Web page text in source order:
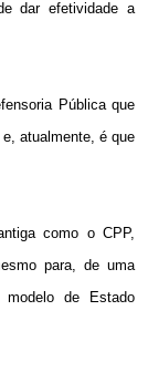
dar efetividade a
Pública que
atualmente, é que
como o CPP,
para, de uma
de Estado